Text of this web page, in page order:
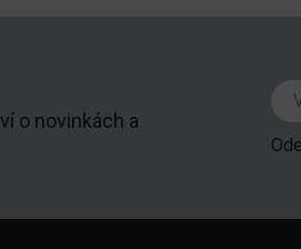
o novinkách a